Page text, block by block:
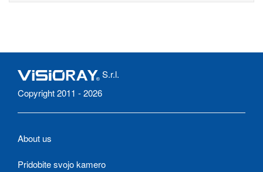
S.r.l.
Copyright 2011 - 2026
About us
Pridobite svojo kamero